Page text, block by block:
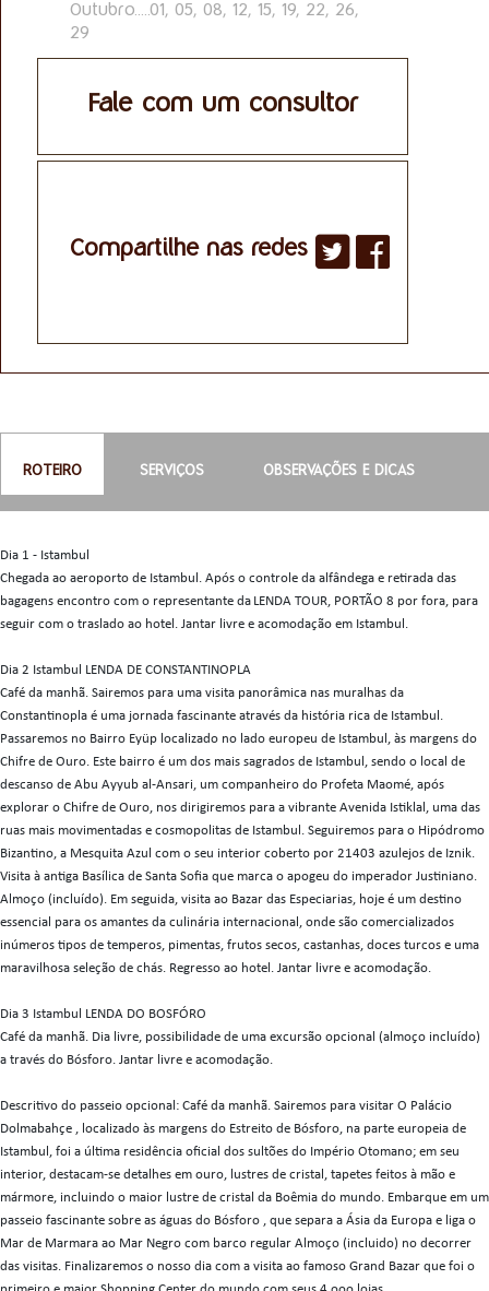
Outubro.....01, 05, 08, 12, 15, 19, 22, 26,
29
Fale com um consultor
Compartilhe nas redes
ROTEIRO
Dia 1 - Istambul
Chegada ao aeroporto de Istambul. Após o controle da alfândega e retirada das
bagagens encontro com o representante da LENDA TOUR, PORTÃO 8 por fora, para
seguir com o traslado ao hotel. Jantar livre e acomodação em Istambul.
Dia 2 Istambul LENDA DE CONSTANTINOPLA
Café da manhã. Sairemos para uma visita panorâmica nas muralhas da
Constantinopla é uma jornada fascinante através da história rica de Istambul.
Passaremos no Bairro Eyüp localizado no lado europeu de Istambul, às margens do
Chifre de Ouro. Este bairro é um dos mais sagrados de Istambul, sendo o local de
descanso de Abu Ayyub al-Ansari, um companheiro do Profeta Maomé, após
explorar o Chifre de Ouro, nos dirigiremos para a vibrante Avenida Istiklal, uma das
ruas mais movimentadas e cosmopolitas de Istambul. Seguiremos para o Hipódromo
Bizantino, a Mesquita Azul com o seu interior coberto por 21403 azulejos de Iznik.
Visita à antiga Basílica de Santa Sofia que marca o apogeu do imperador Justiniano.
Almoço (incluído). Em seguida, visita ao Bazar das Especiarias, hoje é um destino
essencial para os amantes da culinária internacional, onde são comercializados
inúmeros tipos de temperos, pimentas, frutos secos, castanhas, doces turcos e uma
maravilhosa seleção de chás. Regresso ao hotel. Jantar livre e acomodação.
Dia 3 Istambul LENDA DO BOSFÓRO
Café da manhã. Dia livre, possibilidade de uma excursão opcional (almoço incluído)
a través do Bósforo. Jantar livre e acomodação.
Descritivo do passeio opcional: Café da manhã. Sairemos para visitar O Palácio
Dolmabahçe , localizado às margens do Estreito de Bósforo, na parte europeia de
Istambul, foi a última residência oficial dos sultões do Império Otomano; em seu
interior, destacam-se detalhes em ouro, lustres de cristal, tapetes feitos à mão e
mármore, incluindo o maior lustre de cristal da Boêmia do mundo. Embarque em um
passeio fascinante sobre as águas do Bósforo , que separa a Ásia da Europa e liga o
Mar de Marmara ao Mar Negro com barco regular Almoço (incluido) no decorrer
das visitas. Finalizaremos o nosso dia com a visita ao famoso Grand Bazar que foi o
SERVIÇOS OBSERVAÇÕES E DICAS